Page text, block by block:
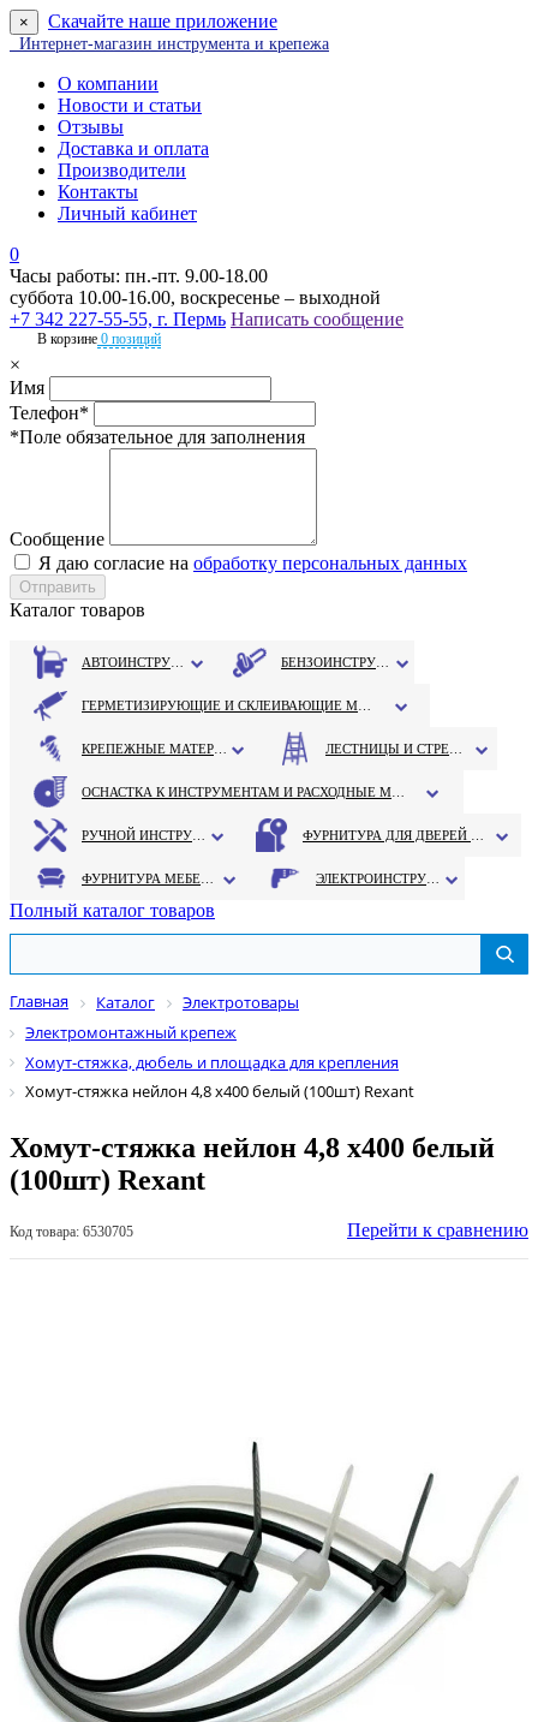
× Скачайте наше приложение
Интернет-магазин инструмента и крепежа
О компании
Новости и статьи
Отзывы
Доставка и оплата
Производители
Контакты
Личный кабинет
0
Часы работы: пн.-пт. 9.00-18.00
суббота 10.00-16.00, воскресенье – выходной
+7 342 227-55-55, г. Пермь Написать сообщение
В корзине 0 позиций
×
Имя
Телефон*
*Поле обязательное для заполнения
Сообщение
Я даю согласие на обработку персональных данных
Каталог товаров
Полный каталог товаров
Главная Каталог
Электротовары
Электромонтажный крепеж
Хомут-стяжка, дюбель и площадка для крепления
Хомут-стяжка нейлон 4,8 х400 белый (100шт) Rexant
Хомут-стяжка нейлон 4,8 х400 белый
(100шт) Rexant
Код товара: 6530705 Перейти к сравнению